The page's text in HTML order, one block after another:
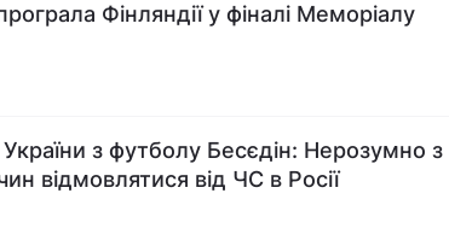
Фінляндії у фіналі Меморіалу
України з футболу Бесєдін: Нерозумно з
відмовлятися від ЧС в Росії